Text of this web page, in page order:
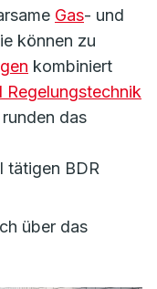
Gas- und
können zu
kombiniert
Regelungstechnik
runden das
tätigen BDR
über das